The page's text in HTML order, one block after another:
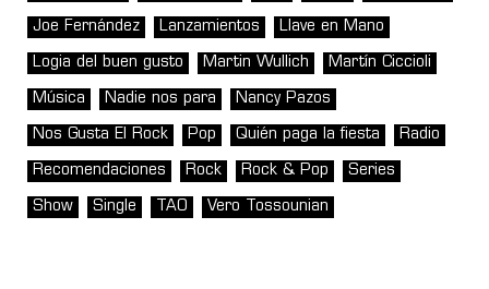
Joe Fernández Lanzamientos Llave en Mano
Logia del buen gusto Martin Wullich Martín Ciccioli
Música Nadie nos para Nancy Pazos
Nos Gusta El Rock Pop Quién paga la fiesta Radio
Recomendaciones Rock Rock & Pop Series
Show Single TAO Vero Tossounian